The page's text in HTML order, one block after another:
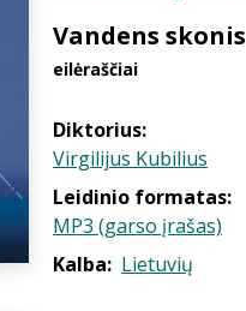
Vandens skonis
eilėraščiai
Diktorius:
Virgilijus Kubilius
Leidinio formatas:
MP3 (garso įrašas)
Kalba: Lietuvių